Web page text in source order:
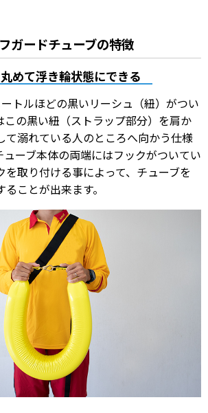
ガードチューブの特徴
めて浮き輪状態にできる
トルほどの黒いリーシュ（紐）がつい
この黒い紐（ストラップ部分）を肩か
て溺れている人のところへ向かう仕様
ューブ本体の両端にはフックがついてい
を取り付ける事によって、チューブを
ことが出来ます。